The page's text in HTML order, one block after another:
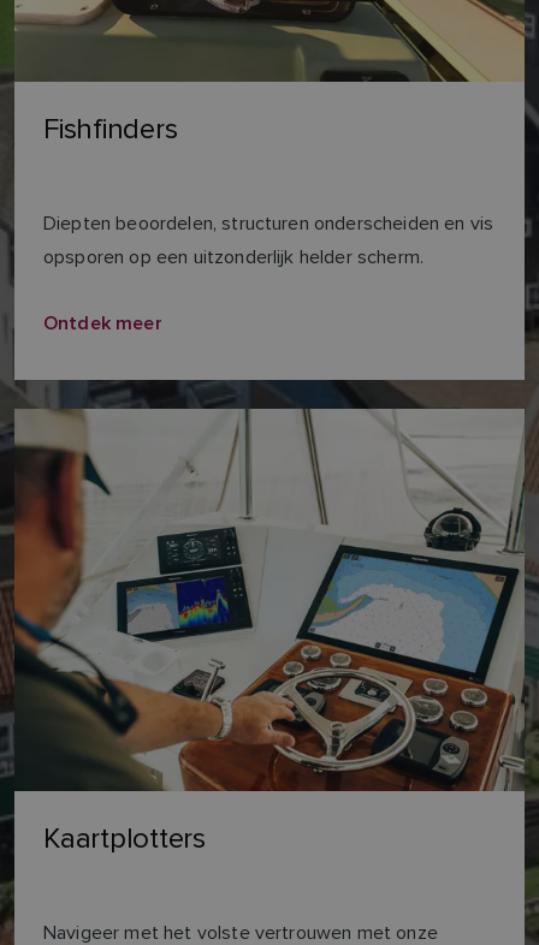
Fishfinders
Diepten beoordelen, structuren onderscheiden en vis
opsporen op een uitzonderlijk helder scherm.
Ontdek meer
Kaartplotters
Navigeer met het volste vertrouwen met onze